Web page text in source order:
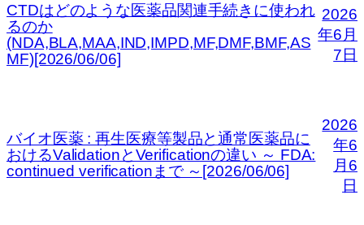
CTDはどのような医薬品関連手続きに使われ
るのか
(NDA,BLA,MAA,IND,IMPD,MF,DMF,BMF,AS
MF)[2026/06/06]
2026
年6月
7日
バイオ医薬 : 再生医療等製品と通常医薬品に
おけるValidationとVerificationの違い ～ FDA:
continued verificationまで ～[2026/06/06]
2026
年6
月6
日